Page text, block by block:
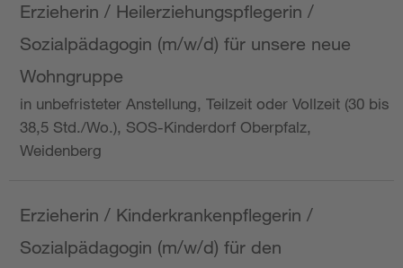
Erzieherin / Heilerziehungspflegerin /
Sozialpädagogin (m/w/d) für unsere neue
Wohngruppe
in unbefristeter Anstellung, Teilzeit oder Vollzeit (30 bis
38,5 Std./Wo.), SOS-Kinderdorf Oberpfalz,
Weidenberg
Erzieherin / Kinderkrankenpflegerin /
Sozialpädagogin (m/w/d) für den